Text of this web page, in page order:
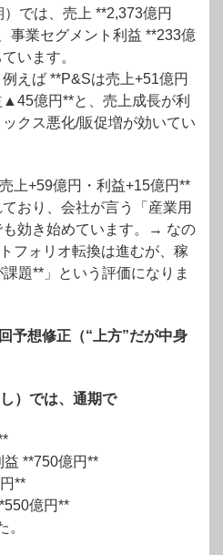
では、売上 **2,373億円
事業セグメント利益 **233億
います。
えば **P&Sは売上+51億円
億円**と、売上成長が利
クス悪化/販促増が効いてい
上+59億円・利益+15億円**
おり、会社が言う「産業用
効き始めています。
→ なの
フォリオ転換は進むが、稼
題**」という評価になりま
予想修正（“上方”だが中身
）では、通期で
**750億円**
**
億円**
。